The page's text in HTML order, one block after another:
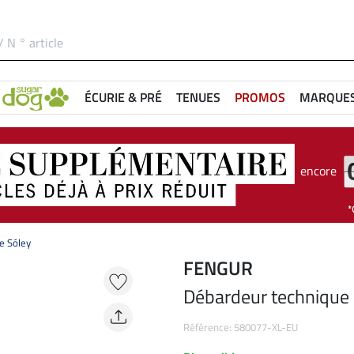
ÉCURIE & PRÉ TENUES PROMOS
encore
Sóley
FENGUR
Débardeur
Référence: 580077-XL-EU